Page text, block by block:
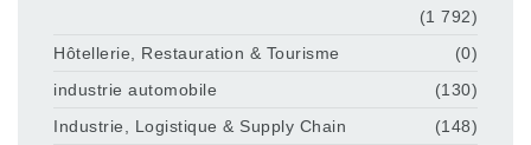
(1 792)
Hôtellerie, Restauration & Tourisme
(0)
industrie automobile
(130)
Industrie, Logistique & Supply Chain
(148)